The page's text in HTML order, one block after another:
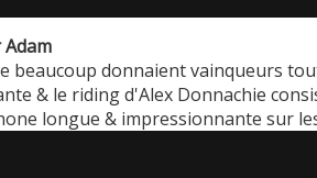
beaucoup donnaient vainqueurs
& le riding d'Alex Donnachie
longue & impressionnante sur